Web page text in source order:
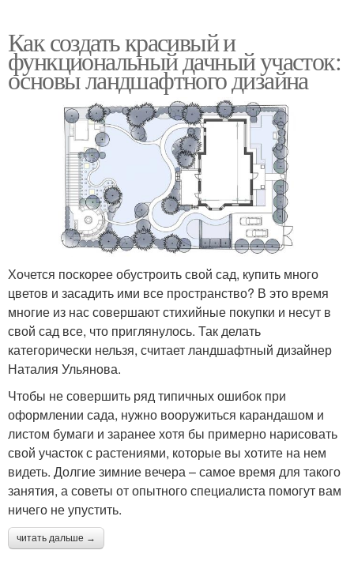
Как создать красивый и
функциональный дачный участок:
основы ландшафтного дизайна
Хочется поскорее обустроить свой сад, купить много
цветов и засадить ими все пространство? В это время
многие из нас совершают стихийные покупки и несут в
свой сад все, что приглянулось. Так делать
категорически нельзя, считает ландшафтный дизайнер
Наталия Ульянова.
Чтобы не совершить ряд типичных ошибок при
оформлении сада, нужно вооружиться карандашом и
листом бумаги и заранее хотя бы примерно нарисовать
свой участок с растениями, которые вы хотите на нем
видеть. Долгие зимние вечера – самое время для такого
занятия, а советы от опытного специалиста помогут вам
ничего не упустить.
читать дальше →